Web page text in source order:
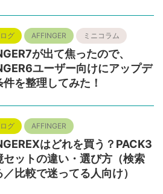
グ AFFINGER ミニコラム
が出て焦ったので、
ユーザー向けにアップデ
件を整理してみた！
グ AFFINGER
はどれを買う？PACK3
セットの違い・選び方（検索
／比較で迷ってる人向け）